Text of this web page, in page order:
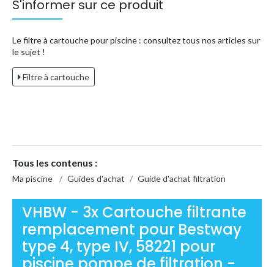
S'informer sur ce produit
Le filtre à cartouche pour piscine : consultez tous nos articles sur
le sujet !
Filtre à cartouche
Tous les contenus :
Ma piscine / Guides d'achat / Guide d'achat filtration
VHBW - 3x Cartouche filtrante
remplacement pour Bestway
type 4, type IV, 58221 pour